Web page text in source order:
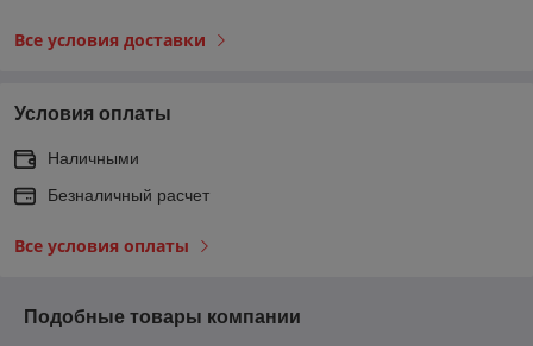
Все условия доставки
Условия оплаты
Наличными
Безналичный расчет
Все условия оплаты
Подобные товары компании